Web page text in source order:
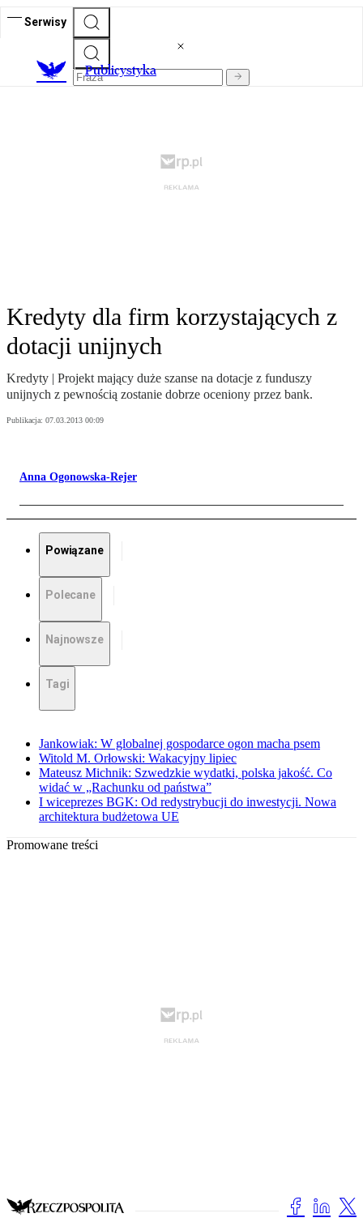
Serwisy
Publicystyka
Kredyty dla firm korzystających z
dotacji unijnych
Kredyty | Projekt mający duże szanse na dotacje z funduszy
unijnych z pewnością zostanie dobrze oceniony przez bank.
Publikacja: 07.03.2013 00:09
Anna Ogonowska-Rejer
Powiązane
Polecane
Najnowsze
Tagi
Jankowiak: W globalnej gospodarce ogon macha psem
Witold M. Orłowski: Wakacyjny lipiec
Mateusz Michnik: Szwedzkie wydatki, polska jakość. Co
widać w „Rachunku od państwa”
I wiceprezes BGK: Od redystrybucji do inwestycji. Nowa
architektura budżetowa UE
Promowane treści